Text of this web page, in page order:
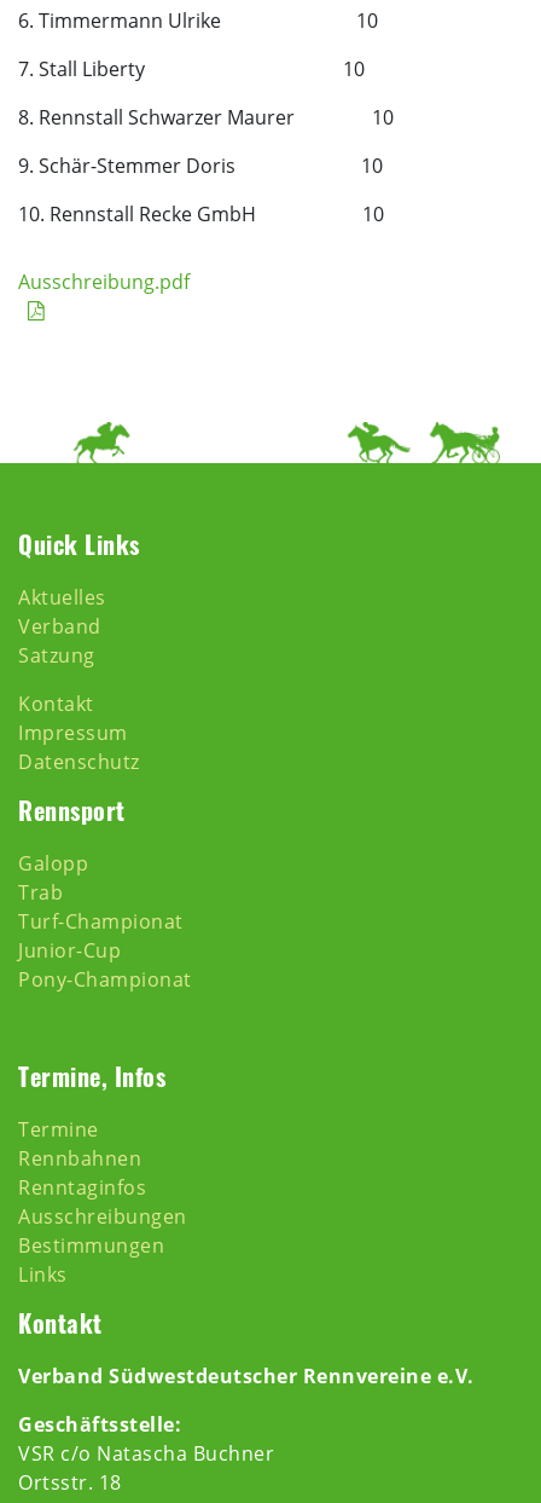
6. Timmermann Ulrike 10
7. Stall Liberty 10
8. Rennstall Schwarzer Maurer 10
9. Schär-Stemmer Doris 10
10. Rennstall Recke GmbH 10
Ausschreibung.pdf
Quick Links
Aktuelles
Verband
Satzung
Kontakt
Impressum
Datenschutz
Rennsport
Galopp
Trab
Turf-Championat
Junior-Cup
Pony-Championat
Termine, Infos
Termine
Rennbahnen
Renntaginfos
Ausschreibungen
Bestimmungen
Links
Kontakt
Verband Südwestdeutscher Rennvereine e.V.
Geschäftsstelle:
VSR c/o Natascha Buchner
Ortsstr. 18